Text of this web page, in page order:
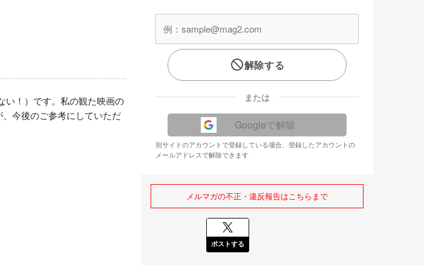
い！）です。私の観た映画の
今後のご参考にしていただ
解除する
または
Googleで解除
別サイトのアカウントで登録している場合、登録したアカウントの
メールアドレスで解除できます
メルマガの不正・違反報告はこちらまで
ポストする